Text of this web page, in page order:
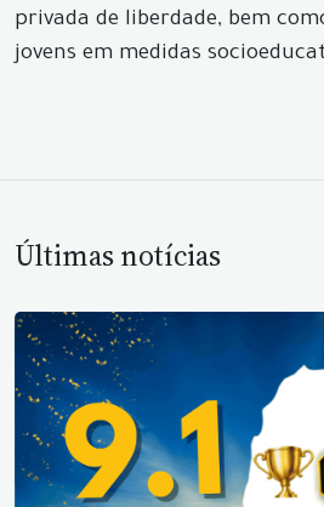
privada de liberdade, bem
jovens em medidas
Últimas notícias